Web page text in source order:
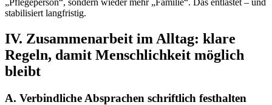
„Pflegeperson“, sondern wieder mehr „Familie“. Das entlastet – und
stabilisiert langfristig.
IV. Zusammenarbeit im Alltag: klare
Regeln, damit Menschlichkeit möglich
bleibt
A. Verbindliche Absprachen schriftlich festhalten